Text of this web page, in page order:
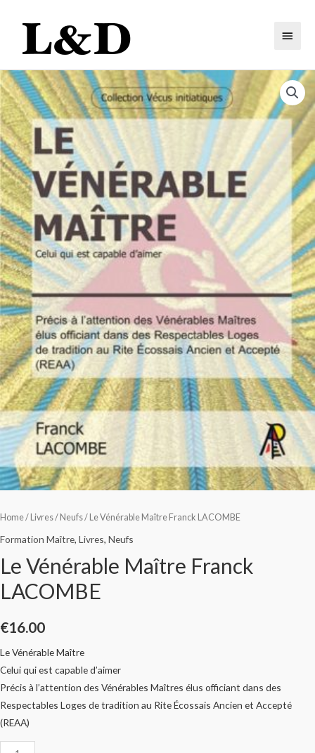
Home/ Livres/ Neufs/ Le Vénérable Maître Franck LACOMBE
Formation Maître, Livres, Neufs
Le Vénérable Maître Franck
LACOMBE
€16.00
Le Vénérable Maître
Celui qui est capable d’aimer
Précis à l’attention des Vénérables Maîtres élus officiant dans des
Respectables Loges de tradition au Rite Écossais Ancien et Accepté
(REAA)